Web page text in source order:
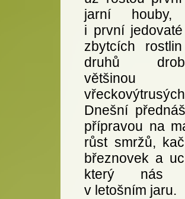
jarní houby,
i první
zbytcích
druhů
většinou
Dnešní
přípravou na
růst smržů,
březnovek a
který nás
v letošním jaru.